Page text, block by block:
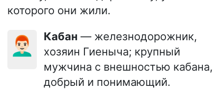
которого они жили.
👨🏻‍🦰 Кабан — железнодорожник,
хозяин Гиеныча; крупный
мужчина с внешностью кабана,
добрый и понимающий.